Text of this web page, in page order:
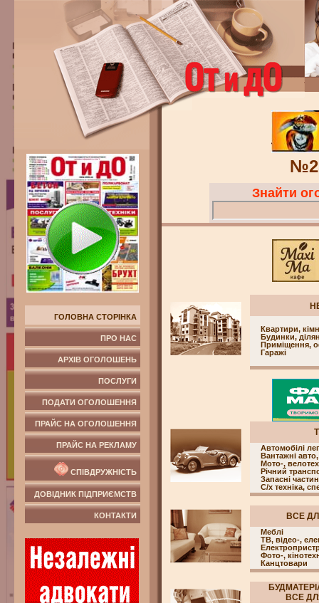
ГОЛОВНА СТОРІНКА
ПРО НАС
АРХІВ ОГОЛОШЕНЬ
ПОСЛУГИ
ПОДАТИ ОГОЛОШЕННЯ
ПРАЙС НА ОГОЛОШЕННЯ
ПРАЙС НА РЕКЛАМУ
СПІВДРУЖНІСТЬ
ДОВІДНИК ПІДПРИЄМСТВ
КОНТАКТИ
Знайти
Квартири,
Будинки,
Приміщення,
Гаражі
Автомобілі
Вантажні
Мото-,
Річний
Запасні
С/х техніка,
ВСЕ
Меблі
ТВ, відео-,
Фото-,
Канцтовари
ВСЕ